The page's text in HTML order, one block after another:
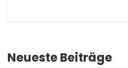
Neueste Beiträge